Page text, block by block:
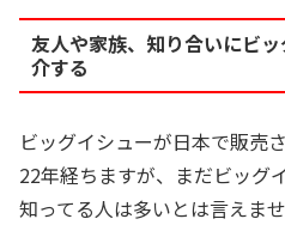
友人や家族、知り合いにビ
介する
ビッグイシューが日本で販売
22年経ちますが、まだビッグ
知ってる人は多いとは言えま